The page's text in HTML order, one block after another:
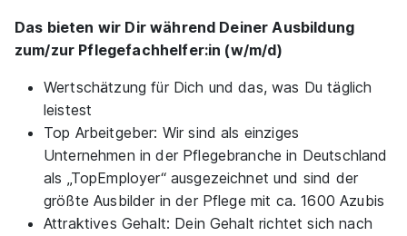
Ausbildung zum/zur Pflegefachhelfer:in
(w/m/d) KORIAN Deutschland
59556 Lippstadt
Das bieten wir Dir während Deiner Ausbildung
zum/zur Pflegefachhelfer:in (w/m/d)
Wertschätzung für Dich und das, was Du täglich
leistest
Top Arbeitgeber: Wir sind als einziges
Unternehmen in der Pflegebranche in Deutschland
als „TopEmployer“ ausgezeichnet und sind der
größte Ausbilder in der Pflege mit ca. 1600 Azubis
Attraktives Gehalt: Dein Gehalt richtet sich nach